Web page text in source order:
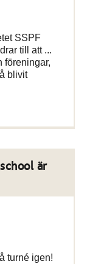
SSPF
till att ...
föreningar,
blivit
är
turné igen!